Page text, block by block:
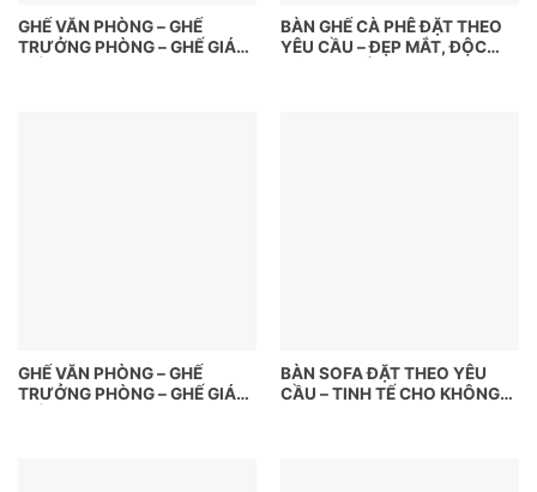
GHẾ VĂN PHÒNG – GHẾ
TRƯỞNG PHÒNG – GHẾ GIÁM
BÀN GHẾ CÀ PHÊ ĐẶT THEO
YÊU CẦU – ĐẸP MẮT, ĐỘC
GHẾ VĂN PHÒNG – GHẾ
TRƯỞNG PHÒNG – GHẾ GIÁM
BÀN SOFA ĐẶT THEO YÊU
CẦU – TINH TẾ CHO KHÔNG